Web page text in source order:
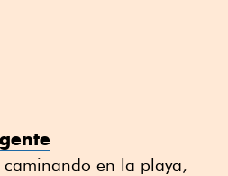
gente
caminando en la playa,